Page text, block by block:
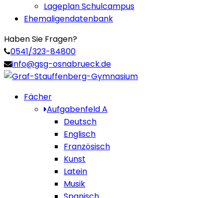
Lageplan Schulcampus
Ehemaligendatenbank
Haben Sie Fragen?
0541/323-84800
info@gsg-osnabrueck.de
Fächer
Aufgabenfeld A
Deutsch
Englisch
Französisch
Kunst
Latein
Musik